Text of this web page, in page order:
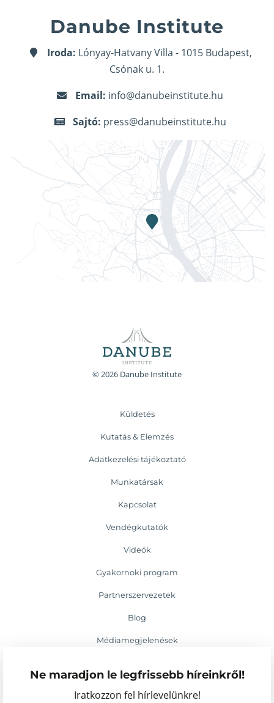
Ne maradjon le legfrissebb híreinkről!
Iratkozzon fel hírlevelünkre!
Danube Institute
Iroda: Lónyay-Hatvany Villa - 1015 Budapest,
Csónak u. 1.
Email: info@danubeinstitute.hu
Sajtó: press@danubeinstitute.hu
© 2026 Danube Institute
Küldetés
Kutatás & Elemzés
Adatkezelési tájékoztató
Munkatársak
Kapcsolat
Vendégkutatók
Videók
Gyakornoki program
Partnerszervezetek
Blog
Médiamegjelenések